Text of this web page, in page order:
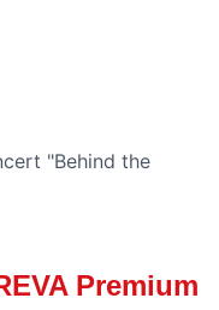
"Behind the
Premium